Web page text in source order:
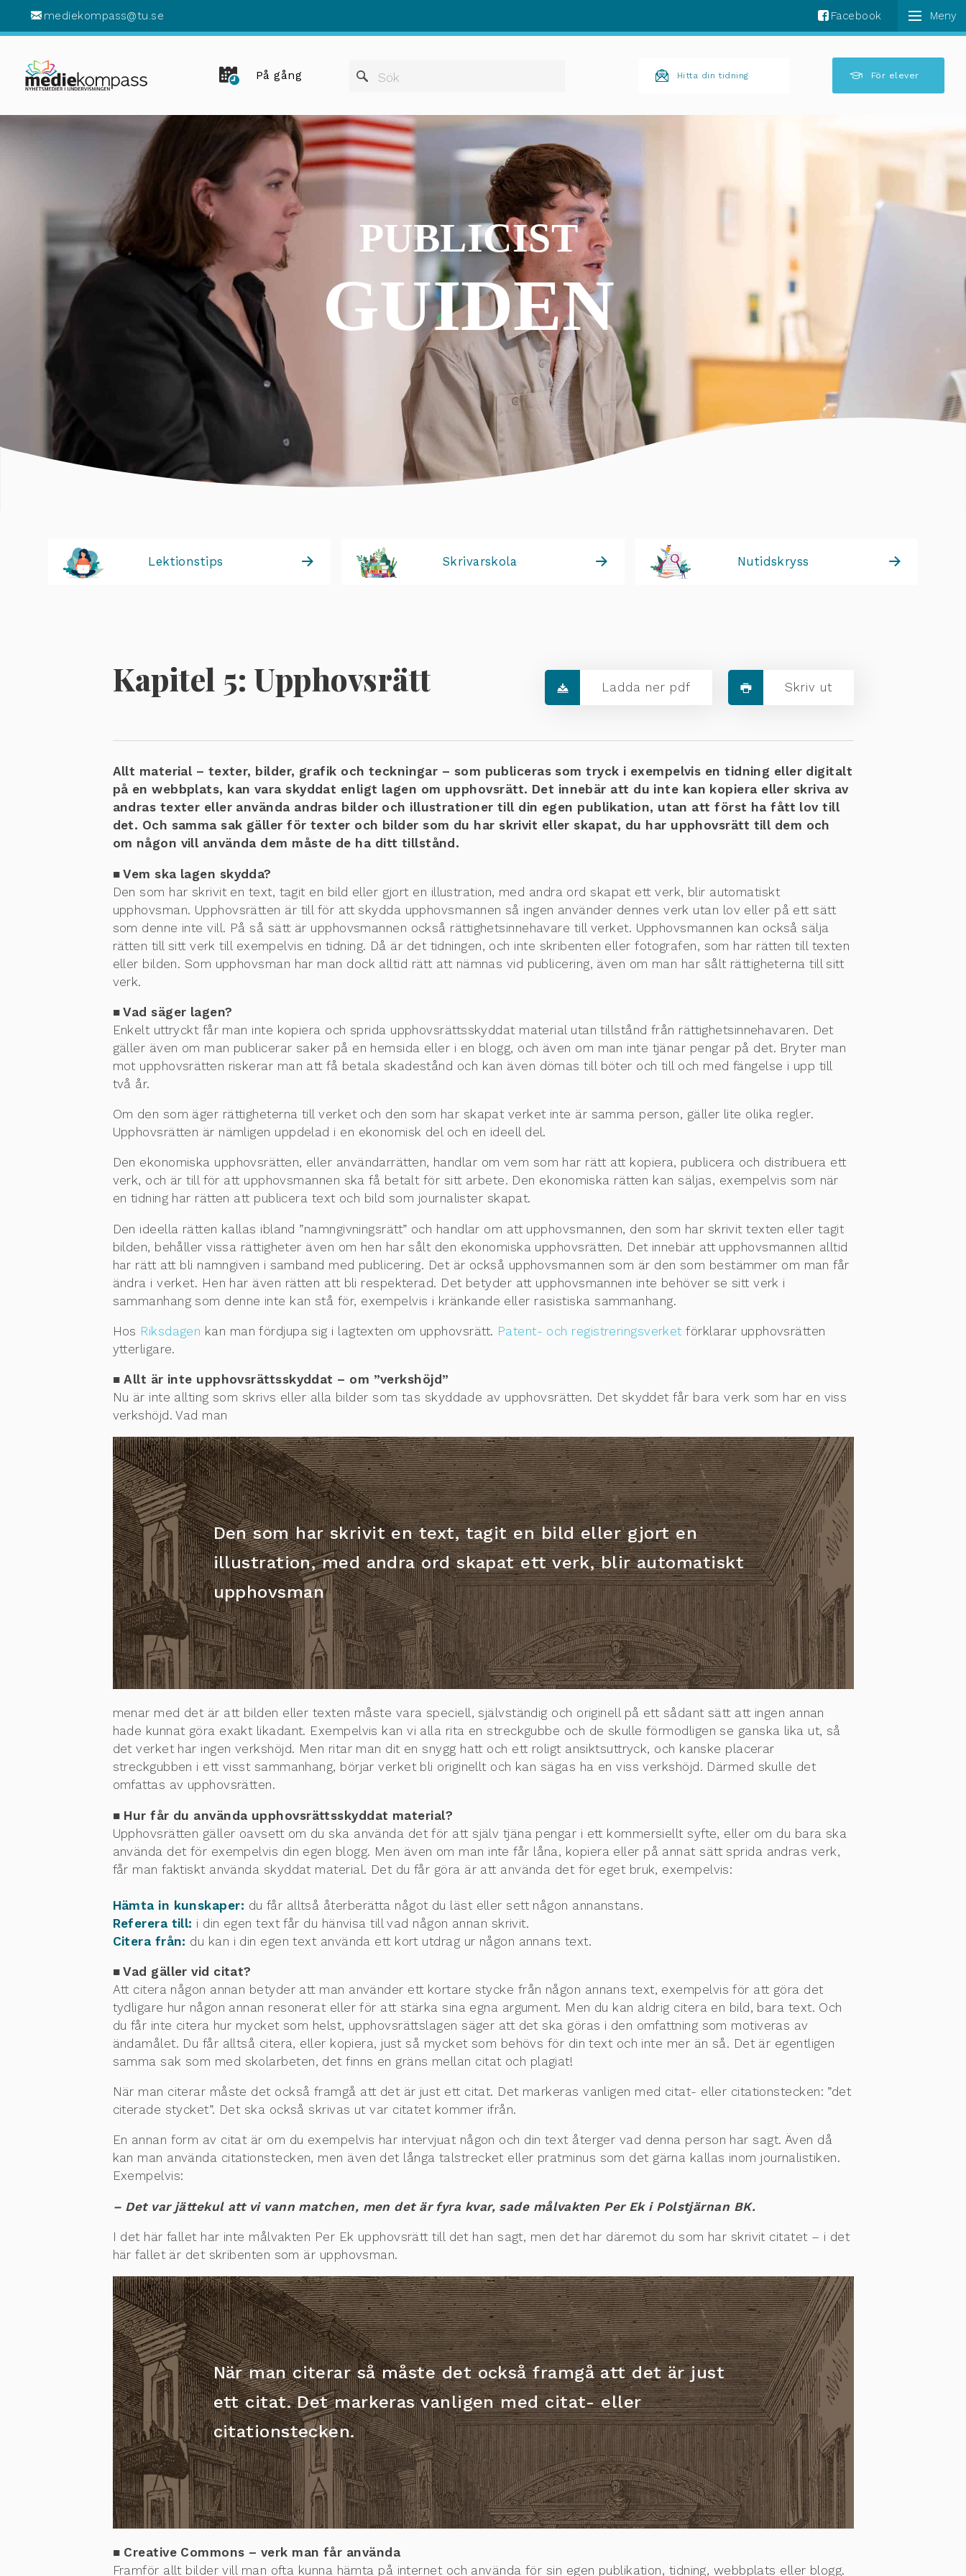
mediekompass@tu.se Facebook
På gång Sök
När automatisk komplettering av resultat är tillgängliga
Hitta din tidning För elever
PUBLICIST
GUIDEN
Lektionstips Skrivarskola Nutidskryss
Kapitel 5: Upphovsrätt Ladda ner pdf Skriv ut
Allt material – texter, bilder, grafik och teckningar – som publiceras som tryck i exempelvis en tidning eller digitalt
på en webbplats, kan vara skyddat enligt lagen om upphovsrätt. Det innebär att du inte kan kopiera eller skriva av
andras texter eller använda andras bilder och illustrationer till din egen publikation, utan att först ha fått lov till
det. Och samma sak gäller för texter och bilder som du har skrivit eller skapat, du har upphovsrätt till dem och
om någon vill använda dem måste de ha ditt tillstånd.
■ Vem ska lagen skydda?
Den som har skrivit en text, tagit en bild eller gjort en illustration, med andra ord skapat ett verk, blir automatiskt
upphovsman. Upphovsrätten är till för att skydda upphovsmannen så ingen använder dennes verk utan lov eller på ett sätt
som denne inte vill. På så sätt är upphovsmannen också rättighetsinnehavare till verket. Upphovsmannen kan också sälja
rätten till sitt verk till exempelvis en tidning. Då är det tidningen, och inte skribenten eller fotografen, som har rätten till texten
eller bilden. Som upphovsman har man dock alltid rätt att nämnas vid publicering, även om man har sålt rättigheterna till sitt
verk.
■ Vad säger lagen?
Enkelt uttryckt får man inte kopiera och sprida upphovsrättsskyddat material utan tillstånd från rättighetsinnehavaren. Det
gäller även om man publicerar saker på en hemsida eller i en blogg, och även om man inte tjänar pengar på det. Bryter man
mot upphovsrätten riskerar man att få betala skadestånd och kan även dömas till böter och till och med fängelse i upp till
två år.
Om den som äger rättigheterna till verket och den som har skapat verket inte är samma person, gäller lite olika regler.
Upphovsrätten är nämligen uppdelad i en ekonomisk del och en ideell del.
Den ekonomiska upphovsrätten, eller användarrätten, handlar om vem som har rätt att kopiera, publicera och distribuera ett
verk, och är till för att upphovsmannen ska få betalt för sitt arbete. Den ekonomiska rätten kan säljas, exempelvis som när
en tidning har rätten att publicera text och bild som journalister skapat.
Den ideella rätten kallas ibland ”namngivningsrätt” och handlar om att upphovsmannen, den som har skrivit texten eller tagit
bilden, behåller vissa rättigheter även om hen har sålt den ekonomiska upphovsrätten. Det innebär att upphovsmannen alltid
har rätt att bli namngiven i samband med publicering. Det är också upphovsmannen som är den som bestämmer om man får
ändra i verket. Hen har även rätten att bli respekterad. Det betyder att upphovsmannen inte behöver se sitt verk i
sammanhang som denne inte kan stå för, exempelvis i kränkande eller rasistiska sammanhang.
Hos Riksdagen kan man fördjupa sig i lagtexten om upphovsrätt. Patent- och registreringsverketförklarar upphovsrätten
ytterligare.
■ Allt är inte upphovsrättsskyddat – om ”verkshöjd”
Nu är inte allting som skrivs eller alla bilder som tas skyddade av upphovsrätten. Det skyddet får bara verk som har en viss
verkshöjd. Vad man
Den som har skrivit en text, tagit en bild eller gjort en
illustration, med andra ord skapat ett verk, blir automatiskt
upphovsman
menar med det är att bilden eller texten måste vara speciell, självständig och originell på ett sådant sätt att ingen annan
hade kunnat göra exakt likadant. Exempelvis kan vi alla rita en streckgubbe och de skulle förmodligen se ganska lika ut, så
det verket har ingen verkshöjd. Men ritar man dit en snygg hatt och ett roligt ansiktsuttryck, och kanske placerar
streckgubben i ett visst sammanhang, börjar verket bli originellt och kan sägas ha en viss verkshöjd. Därmed skulle det
omfattas av upphovsrätten.
■ Hur får du använda upphovsrättsskyddat material?
Upphovsrätten gäller oavsett om du ska använda det för att själv tjäna pengar i ett kommersiellt syfte, eller om du bara ska
använda det för exempelvis din egen blogg. Men även om man inte får låna, kopiera eller på annat sätt sprida andras verk,
får man faktiskt använda skyddat material. Det du får göra är att använda det för eget bruk, exempelvis:
Hämta in kunskaper: du får alltså återberätta något du läst eller sett någon annanstans.
Referera till: i din egen text får du hänvisa till vad någon annan skrivit.
Citera från: du kan i din egen text använda ett kort utdrag ur någon annans text.
■ Vad gäller vid citat?
Att citera någon annan betyder att man använder ett kortare stycke från någon annans text, exempelvis för att göra det
tydligare hur någon annan resonerat eller för att stärka sina egna argument. Men du kan aldrig citera en bild, bara text. Och
du får inte citera hur mycket som helst, upphovsrättslagen säger att det ska göras i den omfattning som motiveras av
ändamålet. Du får alltså citera, eller kopiera, just så mycket som behövs för din text och inte mer än så. Det är egentligen
samma sak som med skolarbeten, det finns en gräns mellan citat och plagiat!
När man citerar måste det också framgå att det är just ett citat. Det markeras vanligen med citat- eller citationstecken: ”det
citerade stycket”. Det ska också skrivas ut var citatet kommer ifrån.
En annan form av citat är om du exempelvis har intervjuat någon och din text återger vad denna person har sagt. Även då
kan man använda citationstecken, men även det långa talstrecket eller pratminus som det gärna kallas inom journalistiken.
Exempelvis:
– Det var jättekul att vi vann matchen, men det är fyra kvar, sade målvakten Per Ek i Polstjärnan BK.
I det här fallet har inte målvakten Per Ek upphovsrätt till det han sagt, men det har däremot du som har skrivit citatet – i det
här fallet är det skribenten som är upphovsman.
När man citerar så måste det också framgå att det är just
ett citat. Det markeras vanligen med citat- eller
citationstecken.
■ Creative Commons – verk man får använda
Framför allt bilder vill man ofta kunna hämta på internet och använda för sin egen publikation, tidning, webbplats eller blogg.